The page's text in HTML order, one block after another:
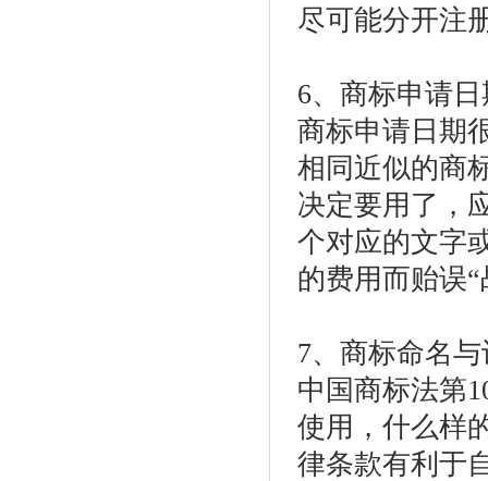
尽可能分开注
6、商标申请
商标申请日期
相同近似的商
决定要用了，
个对应的文字
的费用而贻误“
7、商标命名
中国商标法第
使用，什么样
律条款有利于